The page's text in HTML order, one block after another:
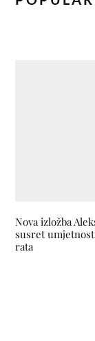
Nova izložba
susret
rata